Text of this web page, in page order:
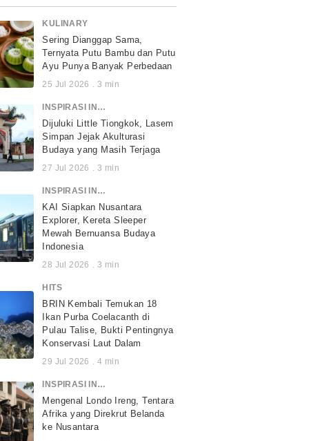
KULINARY
Sering Dianggap Sama,
Ternyata Putu Bambu dan Putu
Ayu Punya Banyak Perbedaan
25 Jul 2026 . 3 min
INSPIRASI INDONESIA
Dijuluki Little Tiongkok, Lasem
Simpan Jejak Akulturasi
Budaya yang Masih Terjaga
27 Jul 2026 . 3 min
INSPIRASI INDONESIA
KAI Siapkan Nusantara
Explorer, Kereta Sleeper
Mewah Bernuansa Budaya
Indonesia
28 Jul 2026 . 3 min
HITS
BRIN Kembali Temukan 18
Ikan Purba Coelacanth di
Pulau Talise, Bukti Pentingnya
Konservasi Laut Dalam
29 Jul 2026 . 4 min
INSPIRASI INDONESIA
Mengenal Londo Ireng, Tentara
Afrika yang Direkrut Belanda
ke Nusantara